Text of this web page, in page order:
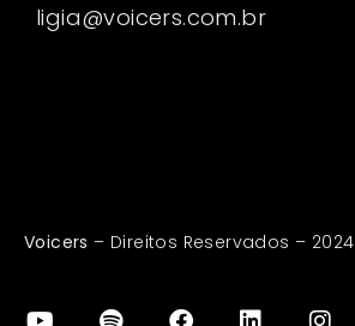
ligia@voicers.com.br
Voicers – Direitos Reservados – 2024